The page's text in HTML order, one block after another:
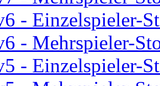
- Einzelspieler-
- Mehrspieler-
- Einzelspieler-